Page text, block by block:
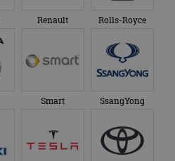
Renault Rolls-Royce
Smart SsangYong